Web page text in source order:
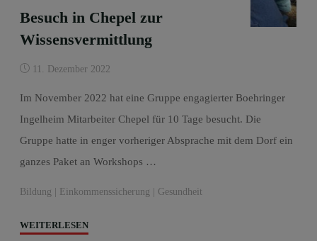
Besuch in Chepel zur
Wissensvermittlung
11. Dezember 2022
Im November 2022 hat eine Gruppe engagierter Boehringer
Ingelheim Mitarbeiter Chepel für 10 Tage besucht. Die
Gruppe hatte in enger vorheriger Absprache mit dem Dorf ein
ganzes Paket an Workshops …
Bildung Einkommenssicherung Gesundheit
WEITERLESEN"Besuch